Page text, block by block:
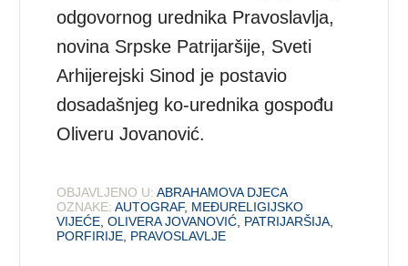
odgovornog urednika Pravoslavlja,
novina Srpske Patrijaršije, Sveti
Arhijerejski Sinod je postavio
dosadašnjeg ko-urednika gospođu
Oliveru Jovanović.
OBJAVLJENO U: ABRAHAMOVA DJECA
OZNAKE: AUTOGRAF, MEĐURELIGIJSKO
VIJEĆE ,OLIVERA JOVANOVIĆ PATRIJARŠIJA
PORFIRIJE PRAVOSLAVLJE